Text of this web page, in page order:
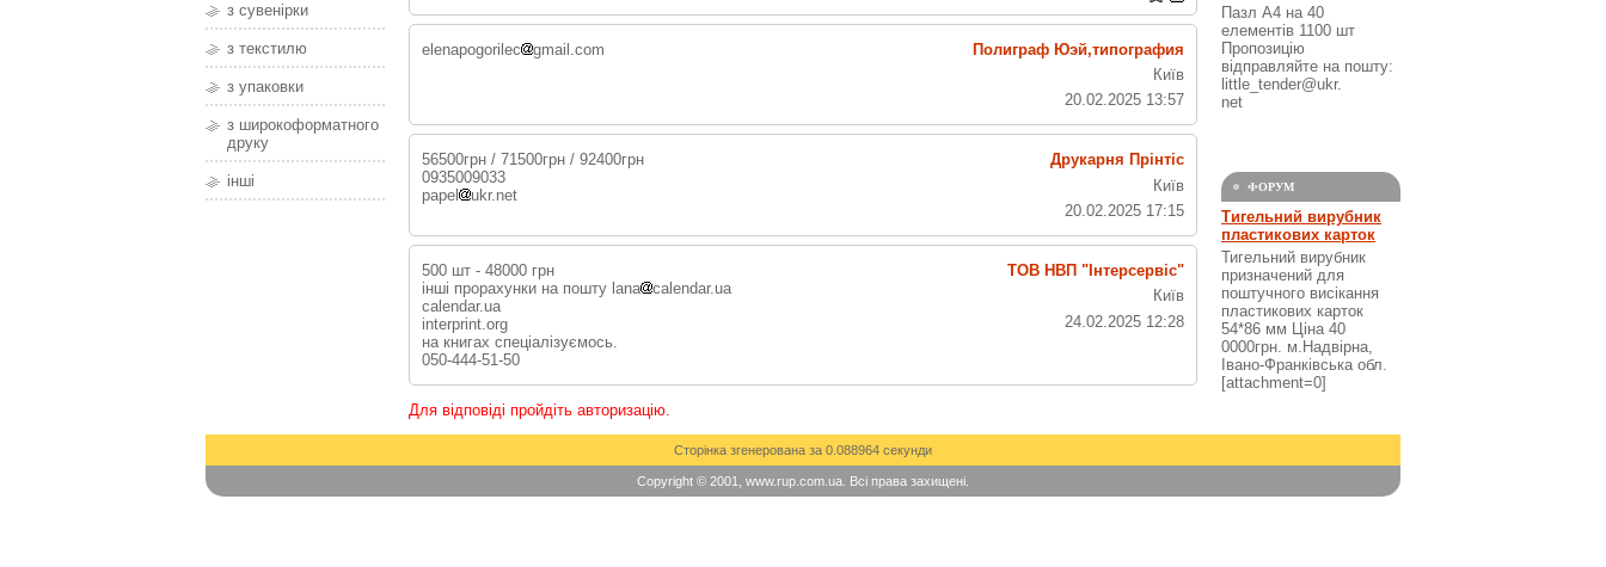
з сувенірки
з текстилю
з упаковки
з широкоформатного
друку
інші
elenapogorilec gmail.com
Полиграф Юэй,типография
Київ
20.02.2025 13:57
56500грн / 71500грн / 92400грн
0935009033
papel
ukr.net
Друкарня Прінтіс
Київ
20.02.2025 17:15
500 шт - 48000 грн
інші прорахунки на пошту lana
calendar.ua
calendar.ua
interprint.org
на книгах спеціалізуємось.
050-444-51-50
ТОВ НВП "Інтерсервіс"
Київ
24.02.2025 12:28
Для відповіді пройдіть авторизацію.
Пазл А4 на 40
елементів 1100 шт
Пропозицію
відправляйте на пошту:
little_tender@ukr.
net
ФОРУМ
Тигельний вирубник
пластикових карток
Тигельний вирубник
призначений для
поштучного висікання
пластикових карток
54*86 мм Ціна 40
0000грн. м.Надвірна,
Івано-Франківська обл.
[attachment=0]
Сторінка згенерована за 0.088964 секунди
Copyright © 2001, www.rup.com.ua. Всі права захищені.